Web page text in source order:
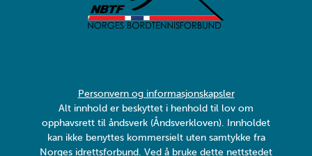
Personvern og informasjonskapsler
Alt innhold er beskyttet i henhold til lov om
opphavsrett til åndsverk (Åndsverkloven). Innholdet
kan ikke benyttes kommersielt uten samtykke fra
Norges idrettsforbund. Ved å bruke dette nettstedet